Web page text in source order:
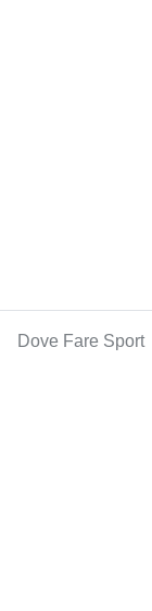
Dove Fare Sport